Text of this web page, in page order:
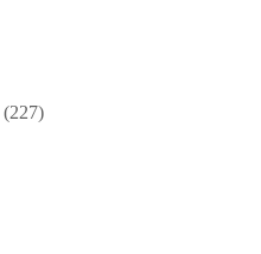
(227)